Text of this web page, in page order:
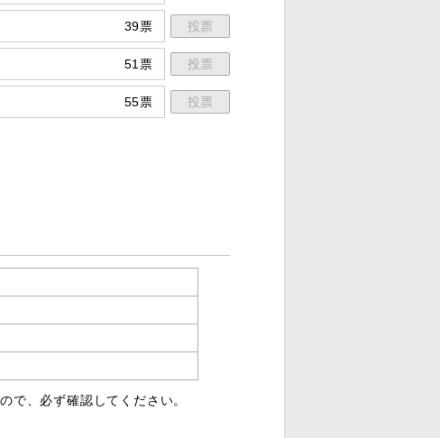
39票 投票
51票 投票
55票 投票
で、必ず確認してください。